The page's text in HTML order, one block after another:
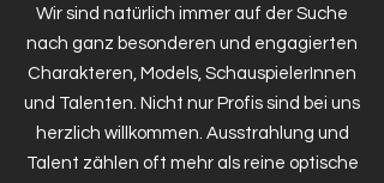
Wir sind natürlich immer auf der Suche
nach ganz besonderen und engagierten
Charakteren, Models, SchauspielerInnen
und Talenten. Nicht nur Profis sind bei uns
herzlich willkommen. Ausstrahlung und
Talent zählen oft mehr als reine optische